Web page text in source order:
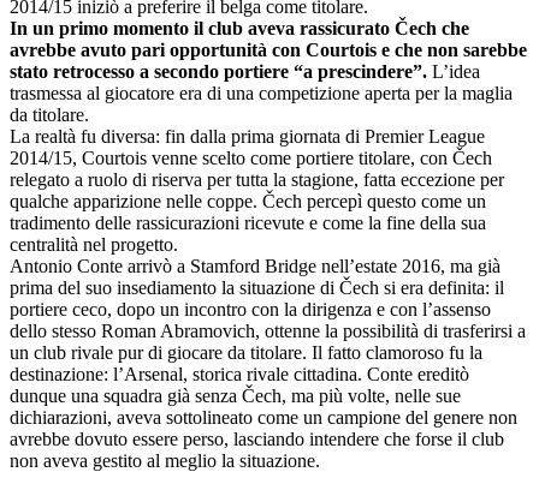
2014/15 iniziò a preferire il belga come titolare.
In un primo momento il club aveva rassicurato Čech che
avrebbe avuto pari opportunità con Courtois e che non sarebbe
stato retrocesso a secondo portiere “a prescindere”. L’idea
trasmessa al giocatore era di una competizione aperta per la maglia
da titolare.
La realtà fu diversa: fin dalla prima giornata di Premier League
2014/15, Courtois venne scelto come portiere titolare, con Čech
relegato a ruolo di riserva per tutta la stagione, fatta eccezione per
qualche apparizione nelle coppe. Čech percepì questo come un
tradimento delle rassicurazioni ricevute e come la fine della sua
centralità nel progetto.
Antonio Conte arrivò a Stamford Bridge nell’estate 2016, ma già
prima del suo insediamento la situazione di Čech si era definita: il
portiere ceco, dopo un incontro con la dirigenza e con l’assenso
dello stesso Roman Abramovich, ottenne la possibilità di trasferirsi a
un club rivale pur di giocare da titolare. Il fatto clamoroso fu la
destinazione: l’Arsenal, storica rivale cittadina. Conte ereditò
dunque una squadra già senza Čech, ma più volte, nelle sue
dichiarazioni, aveva sottolineato come un campione del genere non
avrebbe dovuto essere perso, lasciando intendere che forse il club
non aveva gestito al meglio la situazione.